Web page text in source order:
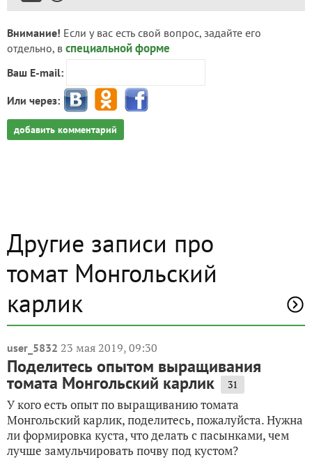
Внимание! Если у вас есть свой вопрос, задайте его
отдельно, в специальной форме
Ваш E-mail:
Или через:
добавить комментарий
Другие записи про
томат Монгольский
карлик
user_5832 23 мая 2019, 09:30
Поделитесь опытом выращивания
томата Монгольский карлик 31
У кого есть опыт по выращиванию томата
Монгольский карлик, поделитесь, пожалуйста. Нужна
ли формировка куста, что делать с пасынками, чем
лучше замульчировать почву под кустом?